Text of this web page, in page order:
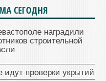
СЕГОДНЯ
наградили
строительной
идут проверки укрытий